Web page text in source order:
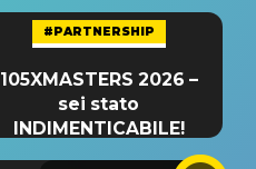
#PARTNERSHIP
105XMASTERS 2026 –
sei stato
INDIMENTICABILE!